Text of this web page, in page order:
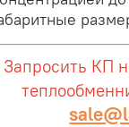
Запросить КП